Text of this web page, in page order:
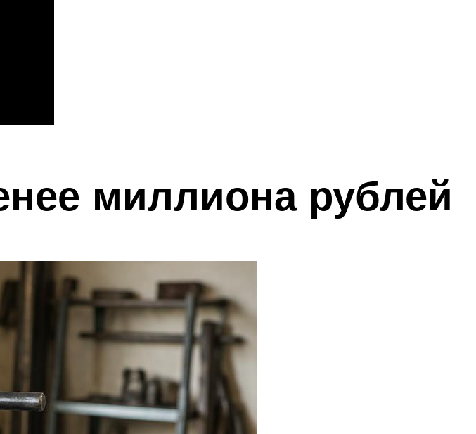
миллиона рублей